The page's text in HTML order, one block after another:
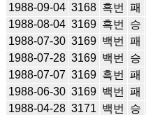
1988-09-04 3168 흑번 패
1988-08-04 3169 흑번 승
1988-07-30 3169 백번 패
1988-07-28 3169 백번 승
1988-07-07 3169 흑번 패
1988-06-30 3169 백번 패
1988-04-28 3171 백번 승